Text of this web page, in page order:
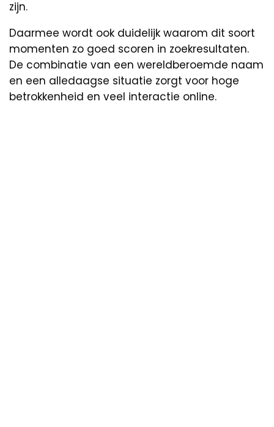
zijn.
Daarmee wordt ook duidelijk waarom dit soort
momenten zo goed scoren in zoekresultaten.
De combinatie van een wereldberoemde naam
en een alledaagse situatie zorgt voor hoge
betrokkenheid en veel interactie online.